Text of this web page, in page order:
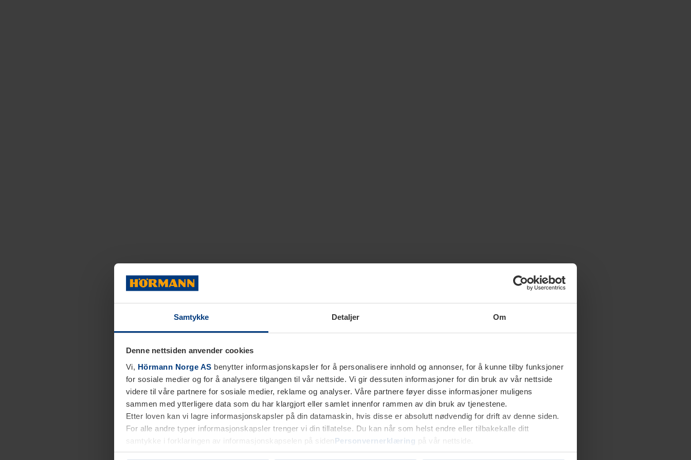
Samtykke Detaljer Om
Denne nettsiden anvender cookies
Vi, Hörmann Norge AS benytter informasjonskapsler for å personalisere innhold og annonser, for å kunne tilby funksjoner
for sosiale medier og for å analysere tilgangen til vår nettside. Vi gir dessuten informasjoner for din bruk av vår nettside
videre til våre partnere for sosiale medier, reklame og analyser. Våre partnere føyer disse informasjoner muligens
sammen med ytterligere data som du har klargjort eller samlet innenfor rammen av din bruk av tjenestene.
Etter loven kan vi lagre informasjonskapsler på din datamaskin, hvis disse er absolutt nødvendig for drift av denne siden.
For alle andre typer informasjonskapsler trenger vi din tillatelse. Du kan når som helst endre eller tilbakekalle ditt
samtykke i forklaringen av informasjonskapselen på sidenPersonvernerklæring på vår nettside.